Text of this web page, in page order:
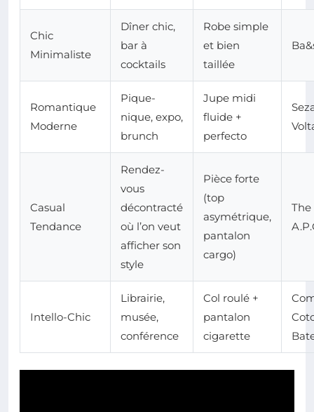
Chic
Minimaliste
Dîner chic,
bar à
cocktails
Robe simple
et bien
taillée
Romantique
Moderne
Pique-
nique, expo,
brunch
Jupe midi
fluide +
perfecto
Casual
Tendance
Rendez-
vous
décontracté
où l’on veut
afficher son
style
Pièce forte
(top
asymétrique,
pantalon
cargo)
The
Intello-Chic
Librairie,
musée,
conférence
Col roulé +
pantalon
cigarette